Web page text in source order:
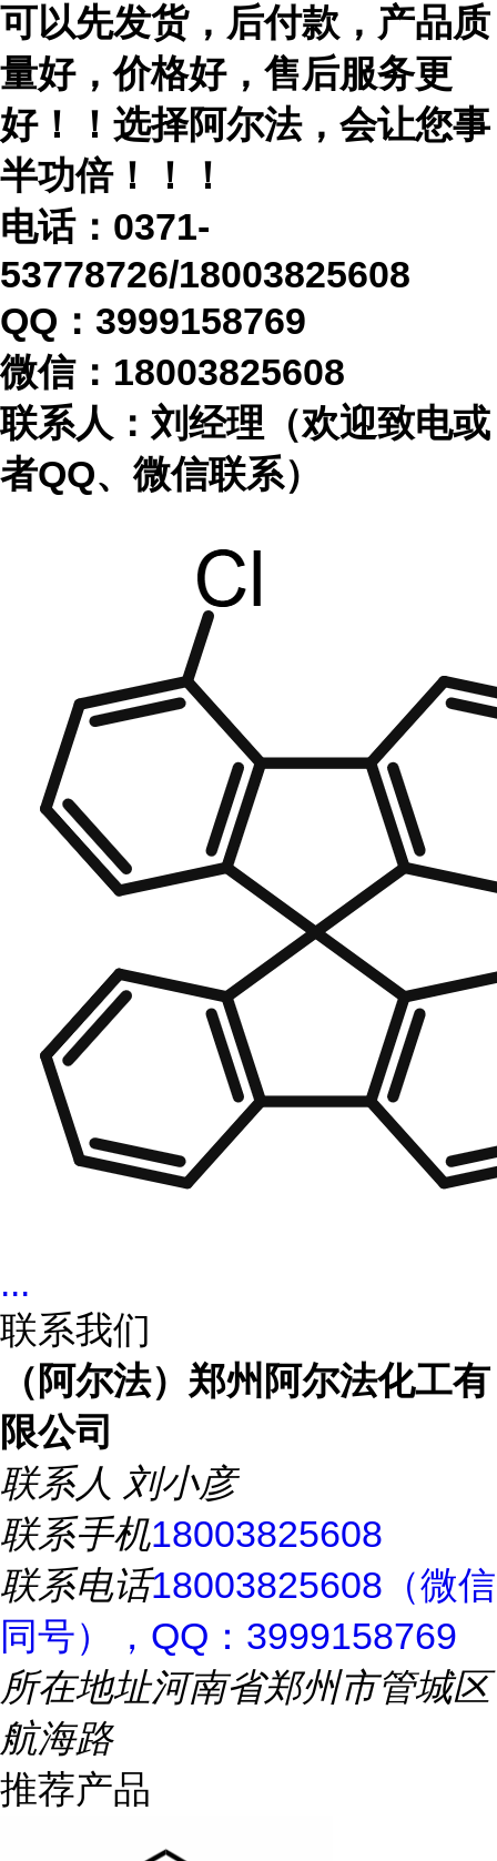
可以先发货，后付款，产品质
量好，价格好，售后服务更
好！！选择阿尔法，会让您事
半功倍！！！
电话： 0371-
53778726/18003825608
QQ：3999158769
微信： 18003825608
联系人：刘经理（欢迎致电或
者QQ、微信联系）
...
联系我们
（阿尔法）郑州阿尔法化工有
限公司
联系人 刘小彦
联系手机18003825608
联系电话18003825608（微信
同号），QQ：3999158769
所在地址河南省郑州市管城区
航海路
推荐产品